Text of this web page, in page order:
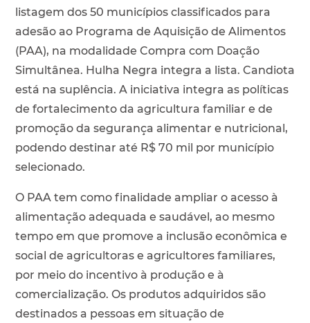
listagem dos 50 municípios classificados para
adesão ao Programa de Aquisição de Alimentos
(PAA), na modalidade Compra com Doação
Simultânea. Hulha Negra integra a lista. Candiota
está na suplência. A iniciativa integra as políticas
de fortalecimento da agricultura familiar e de
promoção da segurança alimentar e nutricional,
podendo destinar até R$ 70 mil por município
selecionado.
O PAA tem como finalidade ampliar o acesso à
alimentação adequada e saudável, ao mesmo
tempo em que promove a inclusão econômica e
social de agricultoras e agricultores familiares,
por meio do incentivo à produção e à
comercialização. Os produtos adquiridos são
destinados a pessoas em situação de